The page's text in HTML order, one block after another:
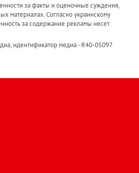
за факты и оценочные суждения,
материалах. Согласно украинскому
за содержание рекламы несет
идентификатор медиа - R40-05097